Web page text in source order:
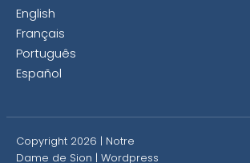
English
Français
Português
Español
Copyright 2026 | Notre
Dame de Sion | Wordpress